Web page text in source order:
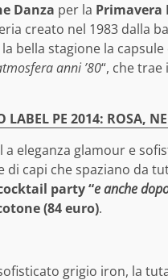
Danza per la Primavera
creato nel 1983 dalla
bella stagione la
anni ’80“, che trae
LABEL PE 2014: ROSA,
eleganza glamour e
di capi che spaziano da
party“e anche
(84 euro).
grigio iron, la